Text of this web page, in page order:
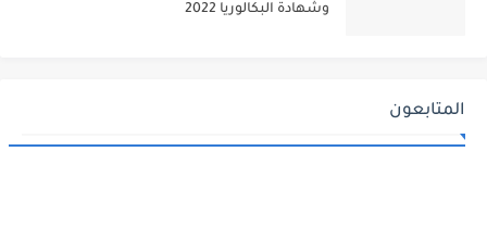
وشهادة البكالوريا 2022
المتابعون